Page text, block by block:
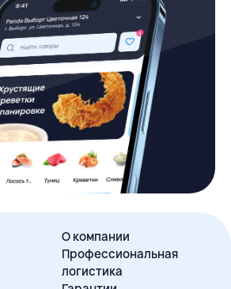
О компании
Профессиональная
логистика